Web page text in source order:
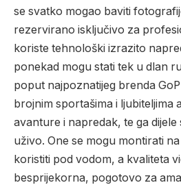
se svatko mogao baviti
rezervirano isključivo za
koriste tehnološki izrazito
ponekad mogu stati tek u dlan
poput najpoznatijeg brenda
brojnim sportašima i ljubiteljima
avanture i napredak, te ga
uživo. One se mogu montirati
koristiti pod vodom, a kvaliteta
besprijekorna, pogotovo za